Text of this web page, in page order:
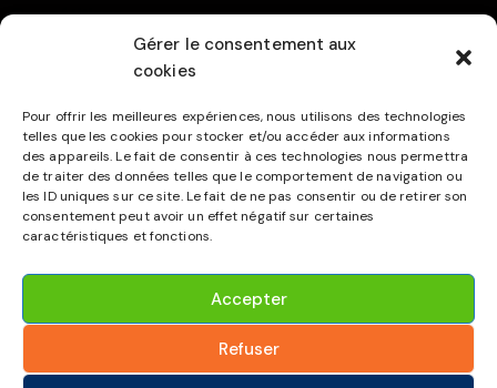
Gérer le consentement aux
cookies
Pour offrir les meilleures expériences, nous utilisons des technologies
telles que les cookies pour stocker et/ou accéder aux informations
des appareils. Le fait de consentir à ces technologies nous permettra
de traiter des données telles que le comportement de navigation ou
les ID uniques sur ce site. Le fait de ne pas consentir ou de retirer son
consentement peut avoir un effet négatif sur certaines
caractéristiques et fonctions.
Accepter
Refuser
Compétitions
AFT-LIège
Cookies (Infos)
NOUS SUIVRE